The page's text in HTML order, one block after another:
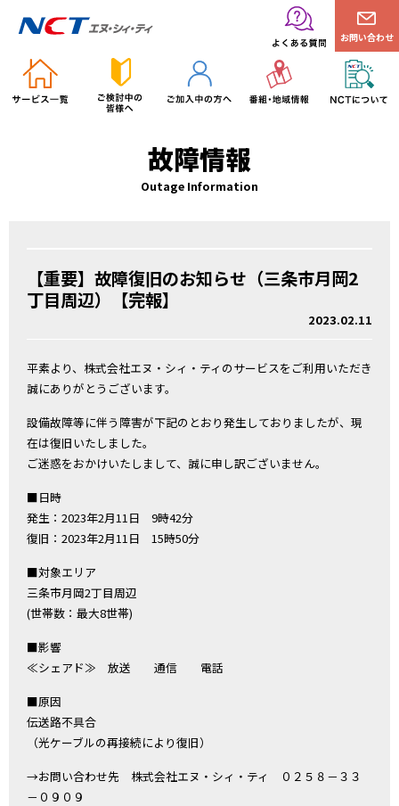
お問い合わせ
故障情報
Outage Information
【重要】故障復旧のお知らせ（三条市月岡2
丁目周辺）【完報】
2023.02.11
平素より、株式会社エヌ・シィ・ティのサービスをご利用いただき
誠にありがとうございます。
設備故障等に伴う障害が下記のとおり発生しておりましたが、現
在は復旧いたしました。
ご迷惑をおかけいたしまして、誠に申し訳ございません。
■日時
発生：2023年2月11日 9時42分
復旧：2023年2月11日 15時50分
■対象エリア
三条市月岡2丁目周辺
(世帯数：最大8世帯)
■影響
≪シェアド≫ 放送 通信 電話
■原因
伝送路不具合
（光ケーブルの再接続により復旧）
→お問い合わせ先 株式会社エヌ・シィ・ティ ０２５８－３３
－０９０９